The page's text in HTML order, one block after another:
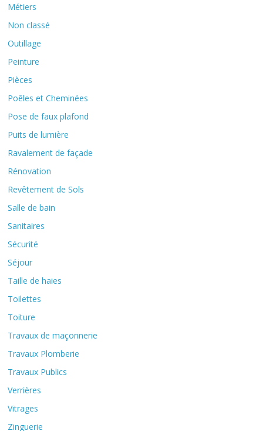
Métiers
Non classé
Outillage
Peinture
Pièces
Poêles et Cheminées
Pose de faux plafond
Puits de lumière
Ravalement de façade
Rénovation
Revêtement de Sols
Salle de bain
Sanitaires
Sécurité
Séjour
Taille de haies
Toilettes
Toiture
Travaux de maçonnerie
Travaux Plomberie
Travaux Publics
Verrières
Vitrages
Zinguerie